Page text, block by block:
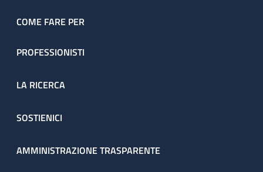
COME FARE PER
PROFESSIONISTI
LA RICERCA
SOSTIENICI
AMMINISTRAZIONE TRASPARENTE